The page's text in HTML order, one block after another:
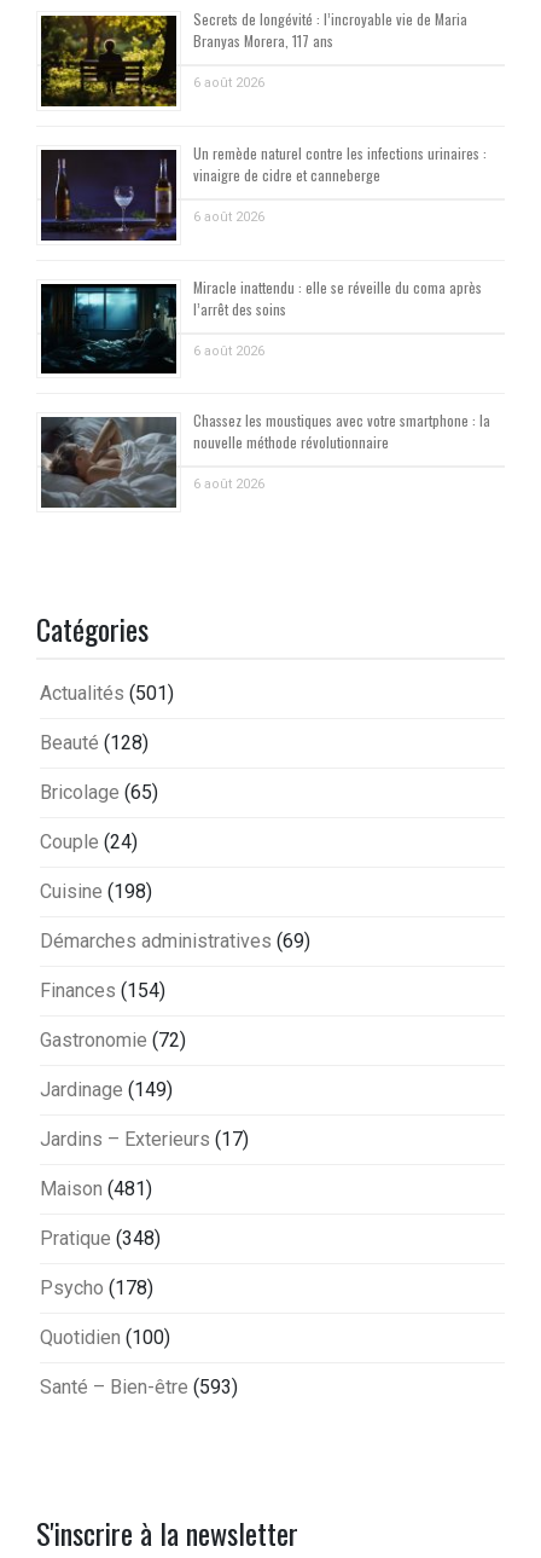
Secrets de longévité : l’incroyable vie de Maria
Branyas Morera, 117 ans
6 août 2026
Un remède naturel contre les infections urinaires :
vinaigre de cidre et canneberge
6 août 2026
Miracle inattendu : elle se réveille du coma après
l’arrêt des soins
6 août 2026
Chassez les moustiques avec votre smartphone : la
nouvelle méthode révolutionnaire
6 août 2026
Catégories
Actualités (501)
Beauté (128)
Bricolage (65)
Couple (24)
Cuisine (198)
Démarches administratives (69)
Finances (154)
Gastronomie (72)
Jardinage (149)
Jardins – Exterieurs (17)
Maison (481)
Pratique (348)
Psycho (178)
Quotidien (100)
Santé – Bien-être (593)
S'inscrire à la newsletter